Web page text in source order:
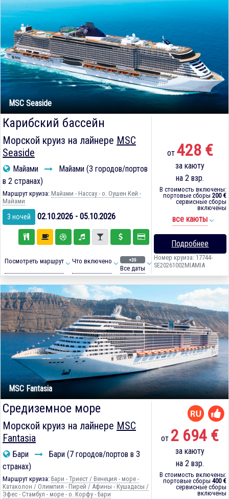
MSC Seaside
Карибский бассейн
Морской круиз на лайнере MSC
Seaside
Майами
Майами (3 городов/портов
в 2 странах)
Маршрут круиза: Майами - Нассау - о. Оушен Кей -
Майами
3 ночей 02.10.2026 - 05.10.2026
Посмотреть маршрут Что включено +39
Все даты
от 428 €
за каюту
на 2 взр.
В стоимость включены:
портовые сборы 200 €
сервисные сборы
включены
все каюты
Подробнее
Номер круиза: 17744-
SE20261002MIAMIA
MSC Fantasia
Средиземное море
Морской круиз на лайнере MSC
Fantasia
Бари
Бари (7 городов/портов в 3
странах)
Маршрут круиза: Бари - Триест / Венеция - море -
Катаколон / Олимпия - Пирей / Афины - Кушадасы /
Эфес - Стамбул - море - о. Корфу - Бари
от 2 694 €
за каюту
на 2 взр.
В стоимость включены:
портовые сборы 400 €
сервисные сборы
включены